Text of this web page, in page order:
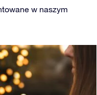
w naszym